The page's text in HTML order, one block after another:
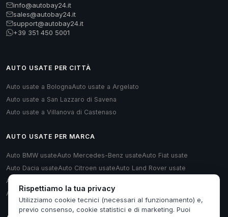
info@autobay24.it
sales@autobay24.it
support@autobay24.it
+39 351 450 5001
AUTO USATE PER CITTÀ
Auto usate a BolognaAuto usate a Argelato
Auto usate a San Lazzaro di Savena
Auto usate a Villanova di Castenaso
AUTO USATE PER MARCA
Auto BMW usateAuto Mercedes-Benz usateAuto Fiat usate
Auto Dacia usateAuto Citroen usateAuto Land Rover usate
Auto Renault usate
Auto Audi usate
Rispettiamo la tua privacy
Utilizziamo cookie tecnici (necessari al funzionamento) e,
previo consenso, cookie statistici e di marketing. Puoi